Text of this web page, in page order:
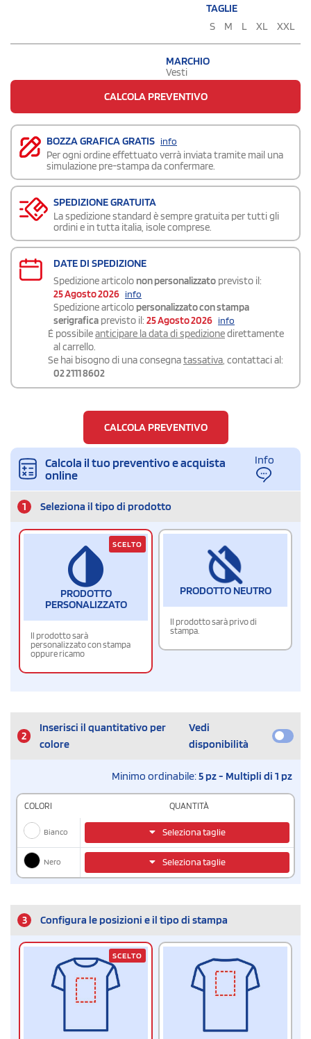
TAGLIE
S
M L XL XXL
MARCHIO
Vesti
CALCOLA PREVENTIVO
BOZZA GRAFICA GRATIS info
Per ogni ordine effettuato verrà inviata tramite mail una
simulazione pre-stampa da confermare.
SPEDIZIONE GRATUITA
La spedizione standard è sempre gratuita per tutti gli
ordini e in tutta italia, isole comprese.
DATE DI SPEDIZIONE
Spedizione articolo non personalizzato previsto il:
25 Agosto 2026 info
Spedizione articolo personalizzato con stampa
serigrafica previsto il: 25 Agosto 2026 info
É possibileanticipare la data di spedizionedirettamente
al carrello.
Se hai bisogno di una consegnatassativa, contattaci al:
02 2111 8602
CALCOLA PREVENTIVO
Calcola il tuo preventivo e acquista
online
Info
1 Seleziona il tipo di prodotto
PRODOTTO
PERSONALIZZATO
Il prodotto sarà
personalizzato con stampa
oppure ricamo
SCELTO
PRODOTTO NEUTRO
Il prodotto sarà privo di
stampa.
2
Inserisci il quantitativo per
colore
Vedi
disponibilità
Minimo ordinabile:5 pz - Multipli di 1 pz
COLORI QUANTITÀ
Bianco Seleziona taglie
Nero Seleziona taglie
3 Configura le posizioni e il tipo di stampa
SCELTO